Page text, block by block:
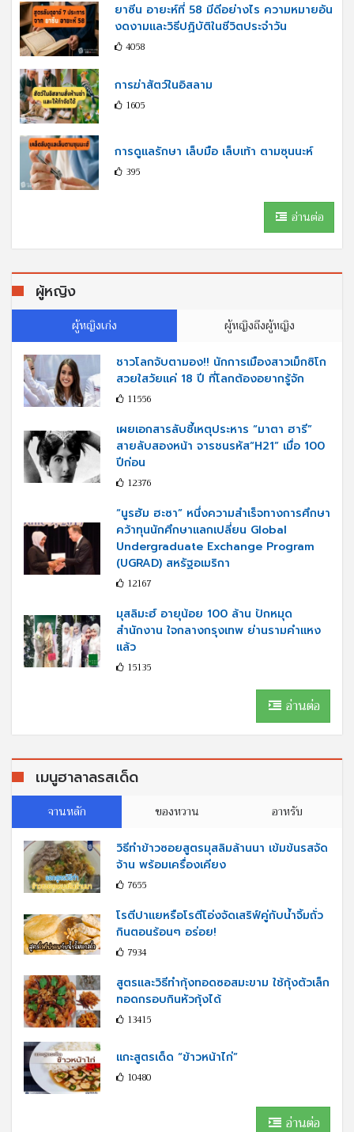
ยาซีน อายะห์ที่ 58 มีดีอย่างไร ความหมายอัน
งดงามและวิธีปฏิบัติในชีวิตประจำวัน
4058
การฆ่าสัตว์ในอิสลาม
1605
การดูแลรักษา เล็บมือ เล็บเท้า ตามซุนนะห์
395
อ่านต่อ
ผู้หญิง
ผู้หญิงเก่ง ผู้หญิงถึงผู้หญิง
ชาวโลกจับตามอง!! นักการเมืองสาวเม็กซิโก
สวยใสวัยแค่ 18 ปี ที่โลกต้องอยากรู้จัก
11556
เผยเอกสารลับชี้เหตุประหาร “มาตา ฮารี”
สายลับสองหน้า จารชนรหัส“H21” เมื่อ 100
ปีก่อน
12376
“นูรฮัม ฮะซา” หนึ่งความสำเร็จทางการศึกษา
คว้าทุนนักศึกษาแลกเปลี่ยน Global
Undergraduate Exchange Program
(UGRAD) สหรัฐอเมริกา
12167
มุสลิมะฮ์ อายุน้อย 100 ล้าน ปักหมุด
สำนักงาน ใจกลางกรุงเทพ ย่านรามคำแหง
แล้ว
15135
อ่านต่อ
เมนูฮาลาลรสเด็ด
จานหลัก ของหวาน อาหรับ
วิธีทำข้าวซอยสูตรมุสลิมล้านนา เข้มข้นรสจัด
จ้าน พร้อมเครื่องเคียง
7655
โรตีปาแยหรือโรตีโอ่งจัดเสริฟ์คู่กับนํ้าจิ้มถั่ว
กินตอนร้อนๆ อร่อย!
7934
สูตรและวิธีทำกุ้งทอดซอสมะขาม ใช้กุ้งตัวเล็ก
ทอดกรอบกินหัวกุ้งได้
13415
แกะสูตรเด็ด “ข้าวหน้าไก่”
10480
อ่านต่อ